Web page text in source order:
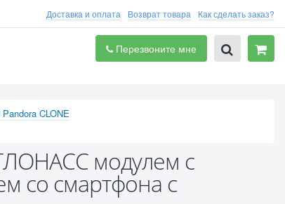
Доставка и оплата Возврат товара Как сделать заказ?
Перезвоните мне
CLONE
модулем с
со смартфона с